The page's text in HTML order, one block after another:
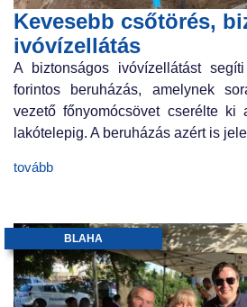
Kevesebb csőtörés,
ivóvízellátás
A biztonságos ivóvízellátást
forintos beruházás, amelynek
vezető főnyomócsövet cserélte ki
lakótelepig. A beruházás azért is
tovább
BLAHA